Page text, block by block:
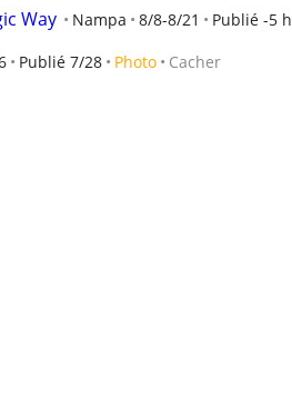
Way Nampa 8/8-8/21 Publié -5 h
Publié 7/28 Photo Cacher